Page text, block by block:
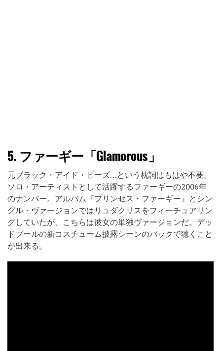
5. ファーギー「Glamorous」
元ブラック・アイド・ピーズ…という枕詞はもはや不要。
ソロ・アーティストとして活躍するファーギーの2006年
のナンバー。アルバム『プリンセス・ファーギー』とシン
グル・ヴァージョンではリュダクリスをフィーチュアリン
グしていたが、こちらは彼女の単独ヴァージョンだ。デッ
ドプールの新コスチューム披露シーンのバックで聴くこと
が出来る。